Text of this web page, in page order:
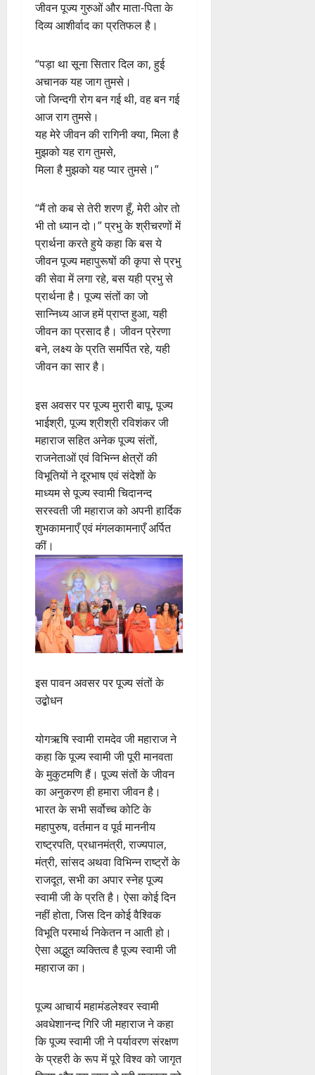
जीवन पूज्य गुरुओं और माता-पिता के
दिव्य आशीर्वाद का प्रतिफल है।
“पड़ा था सूना सितार दिल का, हुई
अचानक यह जाग तुमसे।
जो जिन्दगी रोग बन गई थी, वह बन गई
आज राग तुमसे।
यह मेरे जीवन की रागिनी क्या, मिला है
मुझको यह राग तुमसे,
मिला है मुझको यह प्यार तुमसे।”
“मैं तो कब से तेरी शरण हूँ, मेरी ओर तो
भी तो ध्यान दो।” प्रभु के श्रीचरणों में
प्रार्थना करते हुये कहा कि बस ये
जीवन पूज्य महापुरूषों की कृपा से प्रभु
की सेवा में लगा रहे, बस यही प्रभु से
प्रार्थना है। पूज्य संतों का जो
सान्निध्य आज हमें प्राप्त हुआ, यही
जीवन का प्रसाद है। जीवन प्रेरणा
बने, लक्ष्य के प्रति समर्पित रहे, यही
जीवन का सार है।
इस अवसर पर पूज्य मुरारी बापू, पूज्य
भाईश्री, पूज्य श्रीश्री रविशंकर जी
महाराज सहित अनेक पूज्य संतों,
राजनेताओं एवं विभिन्न क्षेत्रों की
विभूतियों ने दूरभाष एवं संदेशों के
माध्यम से पूज्य स्वामी चिदानन्द
सरस्वती जी महाराज को अपनी हार्दिक
शुभकामनाएँ एवं मंगलकामनाएँ अर्पित
कीं।
इस पावन अवसर पर पूज्य संतों के
उद्बोधन
योगऋषि स्वामी रामदेव जी महाराज ने
कहा कि पूज्य स्वामी जी पूरी मानवता
के मुकुटमणि हैं। पूज्य संतों के जीवन
का अनुकरण ही हमारा जीवन है।
भारत के सभी सर्वोच्च कोटि के
महापुरुष, वर्तमान व पूर्व माननीय
राष्ट्रपति, प्रधानमंत्री, राज्यपाल,
मंत्री, सांसद अथवा विभिन्न राष्ट्रों के
राजदूत, सभी का अपार स्नेह पूज्य
स्वामी जी के प्रति है। ऐसा कोई दिन
नहीं होता, जिस दिन कोई वैश्विक
विभूति परमार्थ निकेतन न आती हो।
ऐसा अद्भुत व्यक्तित्व है पूज्य स्वामी जी
महाराज का।
पूज्य आचार्य महामंडलेश्वर स्वामी
अवधेशानन्द गिरि जी महाराज ने कहा
कि पूज्य स्वामी जी ने पर्यावरण संरक्षण
के प्रहरी के रूप में पूरे विश्व को जागृत